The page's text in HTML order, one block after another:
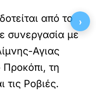
από το
συνεργασία με
Αγιας
τη
τις Ροβιές.
›